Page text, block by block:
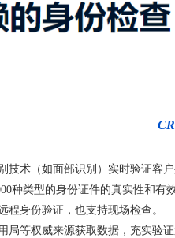
技术（如面部识别）实时验证客
种类型的身份证件的真实性和有
程身份验证，也支持现场检查。
局等权威来源获取数据，充实验